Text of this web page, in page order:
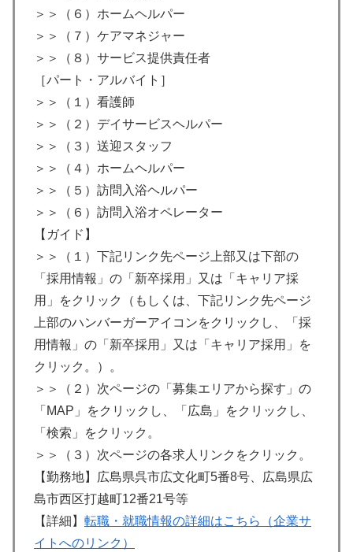
＞＞（６）ホームヘルパー
＞＞（７）ケアマネジャー
＞＞（８）サービス提供責任者
［パート・アルバイト］
＞＞（１）看護師
＞＞（２）デイサービスヘルパー
＞＞（３）送迎スタッフ
＞＞（４）ホームヘルパー
＞＞（５）訪問入浴ヘルパー
＞＞（６）訪問入浴オペレーター
【ガイド】
＞＞（１）下記リンク先ページ上部又は下部の
「採用情報」の「新卒採用」又は「キャリア採
用」をクリック（もしくは、下記リンク先ページ
上部のハンバーガーアイコンをクリックし、「採
用情報」の「新卒採用」又は「キャリア採用」を
クリック。）。
＞＞（２）次ページの「募集エリアから探す」の
「MAP」をクリックし、「広島」をクリックし、
「検索」をクリック。
＞＞（３）次ページの各求人リンクをクリック。
【勤務地】広島県呉市広文化町5番8号、広島県広
島市西区打越町12番21号等
【詳細】 転職・就職情報の詳細はこちら（企業サ
イトへのリンク）